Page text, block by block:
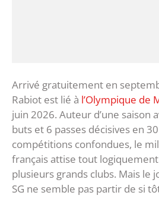
Arrivé gratuitement en
Rabiot est lié à l’Olympique de
juin 2026. Auteur d’une saison
buts et 6 passes décisives en
compétitions confondues, le
français attise tout
plusieurs grands clubs. Mais le
SG ne semble pas partir de si